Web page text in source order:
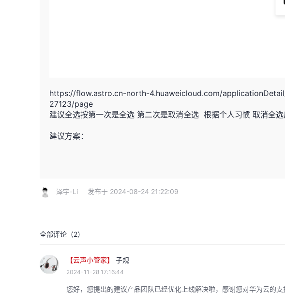
https://flow.astro.cn-north-4.huaweicloud.com/
27123/page
建议全选按第一次是全选 第二次是取消全选 根据个人习惯 取消全
建议方案：
泽宇-Li 发布于 2024-08-24 21:22:09
全部评论（2）
【云声小管家】 子规
2024-11-28 17:16:44
您好，您提出的建议产品团队已经优化上线解决啦，感谢您对华为云的